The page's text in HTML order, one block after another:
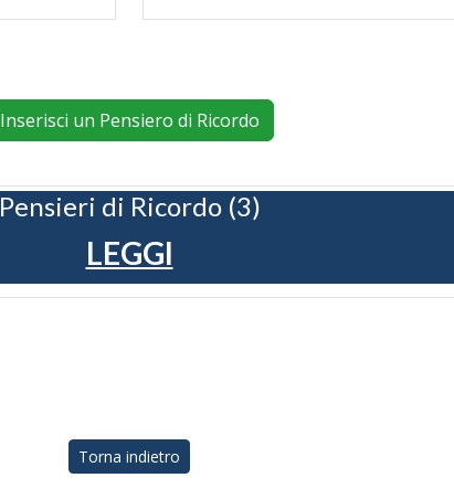
Inserisci un Pensiero di Ricordo
Pensieri di Ricordo (3)
LEGGI
Torna indietro